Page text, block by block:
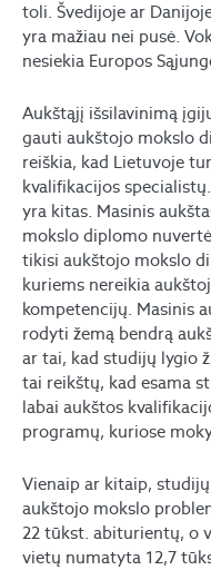
toli. Švedijoje ar
yra mažiau nei pusė.
nesiekia Europos
Aukštąjį išsilavinimą
gauti aukštojo mokslo
reiškia, kad Lietuvoje
kvalifikacijos
yra kitas. Masinis
mokslo diplomo
tikisi aukštojo mokslo
kuriems nereikia
kompetencijų. Masinis
rodyti žemą bendrą
ar tai, kad studijų lygio
tai reikštų, kad esama
labai aukštos
programų, kuriose
Vienaip ar kitaip,
aukštojo mokslo
22 tūkst. abiturientų, o
vietų numatyta 12,7